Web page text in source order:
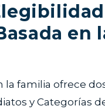
en
la familia ofrece
y Categorías